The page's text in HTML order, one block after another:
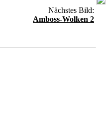
Nächstes Bild:
Amboss-Wolken 2